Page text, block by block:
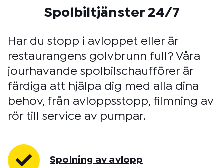
Spolbiltjänster 24/7
Har du stopp i avloppet eller är
restaurangens golvbrunn full? Våra
jourhavande spolbilschaufförer är
färdiga att hjälpa dig med alla dina
behov, från avloppsstopp, filmning av
rör till service av pumpar.
Spolning av avlopp